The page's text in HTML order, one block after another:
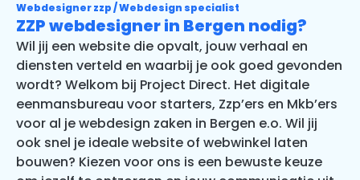
Webdesigner zzp / Webdesign specialist
ZZP webdesigner in Bergen nodig?
Wil jij een website die opvalt, jouw verhaal en
diensten verteld en waarbij je ook goed gevonden
wordt? Welkom bij Project Direct. Het digitale
eenmansbureau voor starters, Zzp’ers en Mkb’ers
voor al je webdesign zaken in Bergen e.o. Wil jij
ook snel je ideale website of webwinkel laten
bouwen? Kiezen voor ons is een bewuste keuze